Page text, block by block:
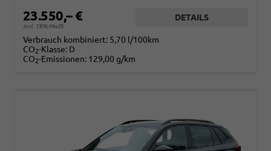
23.550,– €
incl. 19% MwSt.
DETAILS
Verbrauch kombiniert: 5,70 l/100km
CO2-Klasse: D
CO2-Emissionen: 129,00 g/km